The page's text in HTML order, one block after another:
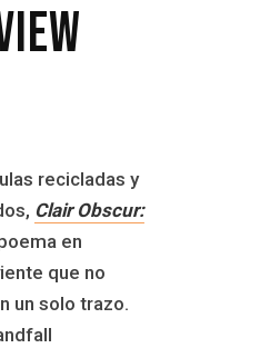
recicladas y
Clair Obscur:
en
que no
un solo trazo.